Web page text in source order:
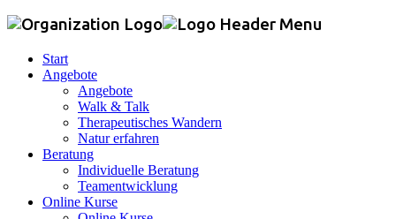
Start
Angebote
Angebote
Walk & Talk
Therapeutisches Wandern
Natur erfahren
Beratung
Individuelle Beratung
Teamentwicklung
Online Kurse